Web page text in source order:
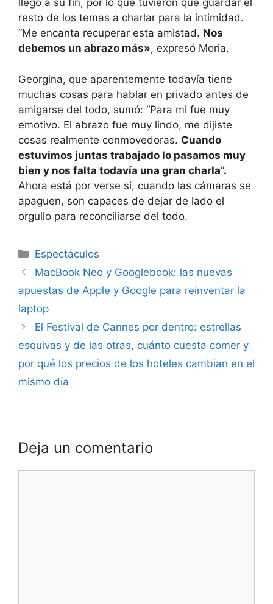
llegó a su fin, por lo que tuvieron que guardar el
resto de los temas a charlar para la intimidad.
“Me encanta recuperar esta amistad. Nos
debemos un abrazo más», expresó Moria.
Georgina, que aparentemente todavía tiene
muchas cosas para hablar en privado antes de
amigarse del todo, sumó: “Para mi fue muy
emotivo. El abrazo fue muy lindo, me dijiste
cosas realmente conmovedoras. Cuando
estuvimos juntas trabajado lo pasamos muy
bien y nos falta todavía una gran charla”.
Ahora está por verse si, cuando las cámaras se
apaguen, son capaces de dejar de lado el
orgullo para reconciliarse del todo.
Espectáculos
MacBook Neo y Googlebook: las nuevas
apuestas de Apple y Google para reinventar la
laptop
El Festival de Cannes por dentro: estrellas
esquivas y de las otras, cuánto cuesta comer y
por qué los precios de los hoteles cambian en el
mismo día
Deja un comentario